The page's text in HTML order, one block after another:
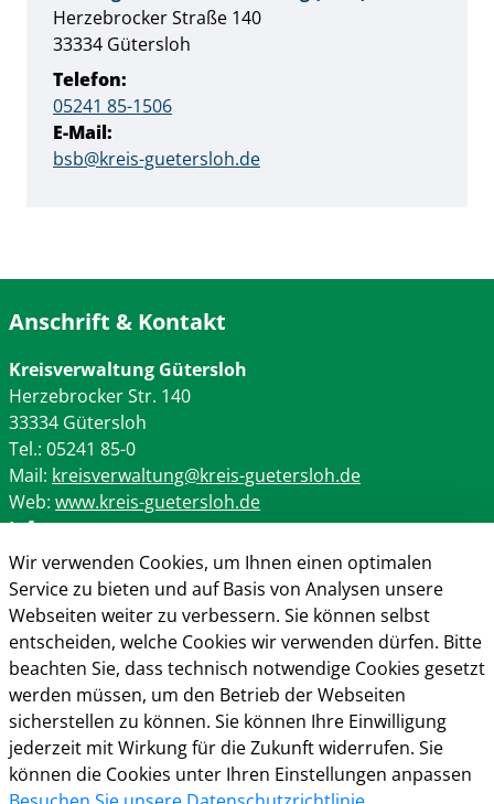
Straße:
Herzebrocker Straße Hausnummer:
140
PLZ:
33334 Ort:
Gütersloh
Telefon:
05241 85-1506
E-Mail:
bsb@kreis-guetersloh.de
Anschrift & Kontakt
Kreisverwaltung Gütersloh
Herzebrocker Str. 140
33334 Gütersloh
Tel.: 05241 85-0
Mail: kreisverwaltung@kreis-guetersloh.de
Web: www.kreis-guetersloh.de
Info
Impressum
Datenschutz
Kontakt
Cookie-Richtlinie
Wir verwenden Cookies, um Ihnen einen optimalen
Service zu bieten und auf Basis von Analysen unsere
Webseiten weiter zu verbessern. Sie können selbst
entscheiden, welche Cookies wir verwenden dürfen. Bitte
beachten Sie, dass technisch notwendige Cookies gesetzt
werden müssen, um den Betrieb der Webseiten
sicherstellen zu können. Sie können Ihre Einwilligung
jederzeit mit Wirkung für die Zukunft widerrufen. Sie
können die Cookies unter Ihren Einstellungen anpassen